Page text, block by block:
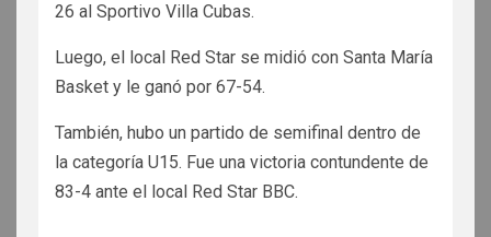
26 al Sportivo Villa Cubas.
Luego, el local Red Star se midió con Santa María
Basket y le ganó por 67-54.
También, hubo un partido de semifinal dentro de
la categoría U15. Fue una victoria contundente de
83-4 ante el local Red Star BBC.